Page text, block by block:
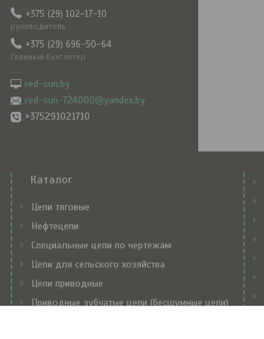
+375 (29) 102-17-10
руководитель
+375 (29) 696-50-64
Главный бухгалтер
red-sun.by
red-sun-724000@yandex.by
+375291021710
Каталог
Цепи тяговые
Нефтецепи
Специальные цепи по чертежам
Цепи для сельского хозяйства
Цепи приводные
Приводные зубчатые цепи (бесшумные цепи)